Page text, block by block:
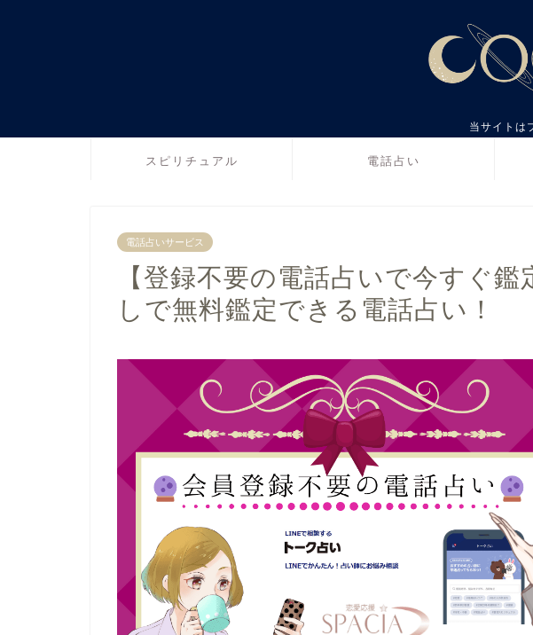
当サイトは
スピリチュアル 電話占い
電話占いサービス
【登録不要の電話占いで今すぐ鑑
しで無料鑑定できる電話占い！